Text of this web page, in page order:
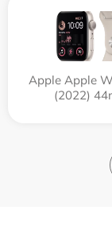
Apple Apple
(2022)